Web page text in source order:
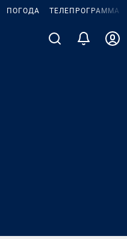
ПОГОДА ТЕЛЕПРОГРАММА